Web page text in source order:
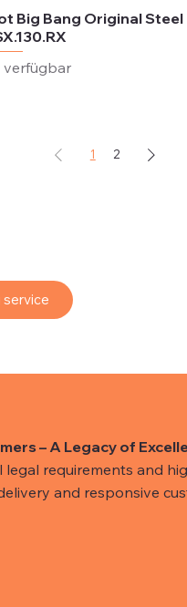
service
Big Bang Original Steel
verfügbar
1 2
– A Legacy of
requirements and
and responsive